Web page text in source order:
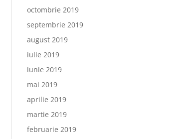
octombrie 2019
septembrie 2019
august 2019
iulie 2019
iunie 2019
mai 2019
aprilie 2019
martie 2019
februarie 2019